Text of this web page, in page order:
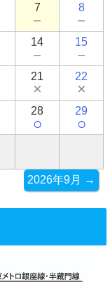
7
－
8
－
14
－
15
－
21
×
22
×
28
○
29
○
2026年9月 →